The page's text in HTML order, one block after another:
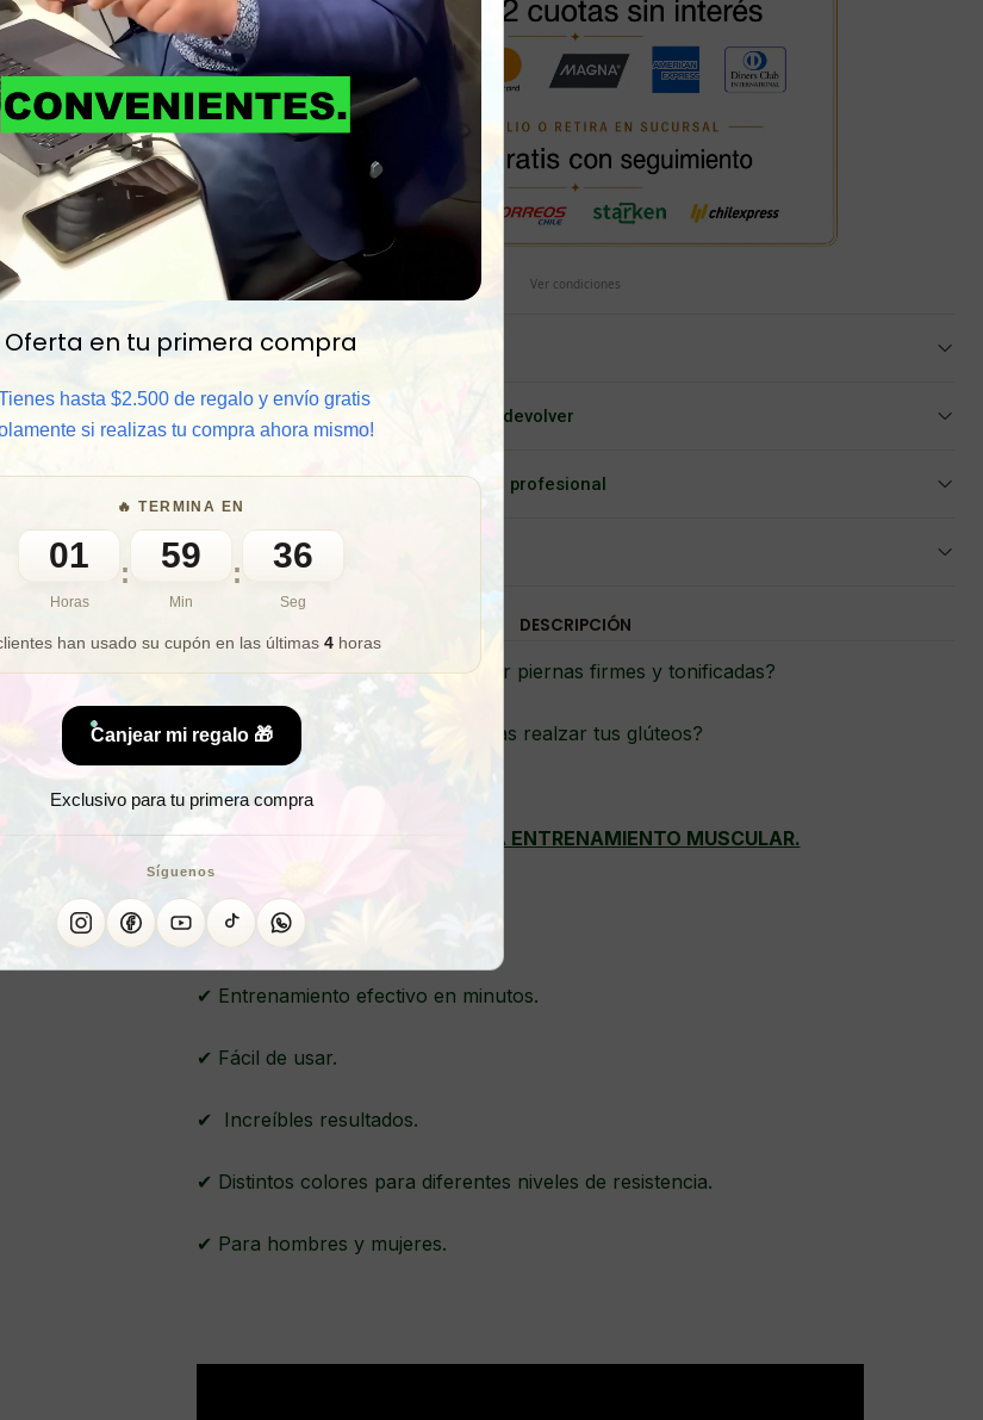
Oferta en tu primera compra
hasta $2.500 de regalo y envío gratis
si realizas tu compra ahora mismo!
🔥 TERMINA EN
01
Horas
: 59
Min
:
34
Seg
han usado su cupón en las últimas 4 horas
Canjear mi regalo 🎁
Exclusivo para tu primera compra
Síguenos
Ver condiciones
📦 Comprar al por mayor
⏰ Garantía 8 meses para cambiar o devolver
🧑‍💼 Atención al cliente y/o Asesoría profesional
🎁 Lo quiero para regalo
DESCRIPCIÓN
¿Necesitas lucir piernas firmes y tonificadas?
¿Deseas realzar tus glúteos?
3 BANDAS PARA ENTRENAMIENTO MUSCULAR.
✔ Entrenamiento efectivo en minutos.
✔ Fácil de usar.
✔ Increíbles resultados.
✔ Distintos colores para diferentes niveles de resistencia.
✔ Para hombres y mujeres.